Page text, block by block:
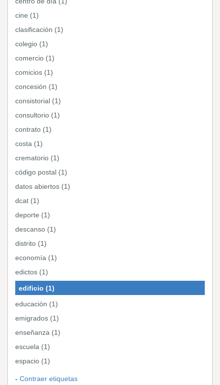
cine (1)
clasificación (1)
colegio (1)
comercio (1)
comicios (1)
concesión (1)
consistorial (1)
consultorio (1)
contrato (1)
costa (1)
crematorio (1)
código postal (1)
datos abiertos (1)
dcat (1)
deporte (1)
descanso (1)
distrito (1)
economía (1)
edictos (1)
edificio (1)
educación (1)
emigrados (1)
enseñanza (1)
escuela (1)
espacio (1)
Contraer etiquetas